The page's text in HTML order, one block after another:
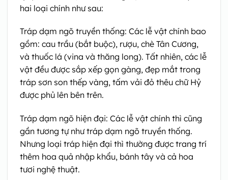
hai loại chính như sau:
Tráp dạm ngõ truyền thống: Các lễ vật chính bao
gồm: cau trầu (bắt buộc), rượu, chè Tân Cương,
và thuốc lá (vina và thăng long). Tất nhiên, các lễ
vật đều được sắp xếp gọn gàng, đẹp mắt trong
tráp sơn son thếp vàng, tấm vải đỏ thêu chữ Hỷ
được phủ lên bên trên.
Tráp dạm ngõ hiện đại: Các lễ vật chính thì cũng
gần tương tự như tráp dạm ngõ truyền thống.
Nhưng loại tráp hiện đại thì thường được trang trí
thêm hoa quả nhập khẩu, bánh tây và cả hoa
tươi nghệ thuật.